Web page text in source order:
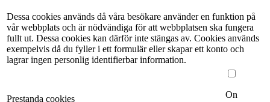
Dessa cookies används då våra besökare använder en funktion på
vår webbplats och är nödvändiga för att webbplatsen ska fungera
fullt ut. Dessa cookies kan därför inte stängas av. Cookies används
exempelvis då du fyller i ett formulär eller skapar ett konto och
lagrar ingen personlig identifierbar information.
Prestanda cookies
On